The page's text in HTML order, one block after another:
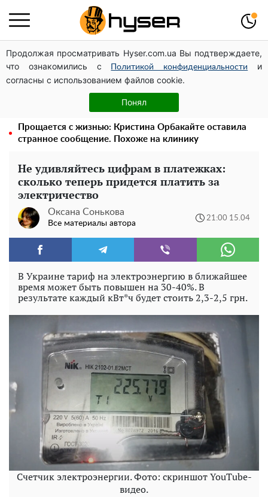
Продолжая просматривать Hyser.com.ua Вы подтверждаете,
что ознакомились с
Политикой конфиденциальности
и
согласны с использованием файлов cookie.
Понял
Полностью голая Анна Тринчер блеснула
"прелестями": таких размеров вы еще не видели
Поэтому и выглядит так молодо: 5 простых и
любимых блюд Аллы Пугачевой, о которых вы точно
Прощается с жизнью: Кристина Орбакайте оставила
странное сообщение. Похоже на клинику
Не удивляйтесь цифрам в платежках:
сколько теперь придется платить за
электричество
Оксана Сонькова
Все материалы автора
21:00 15.04
В Украине тариф на электроэнергию в ближайшее
время может быть повышен на 30-40%. В
результате каждый кВт*ч будет стоить 2,3-2,5 грн.
Счетчик электроэнергии. Фото: скриншот YouTube-
видео.